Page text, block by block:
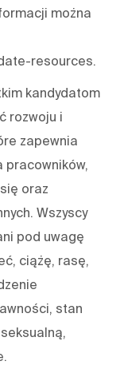
można
resources.
kandydatom
rozwoju i
zapewnia
pracowników,
oraz
Wszyscy
pod uwagę
ciążę, rasę,
stan